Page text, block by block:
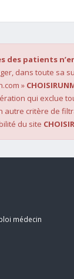
des patients
dans toute sa
»
qui exclue
autre critère de
du site
médecin